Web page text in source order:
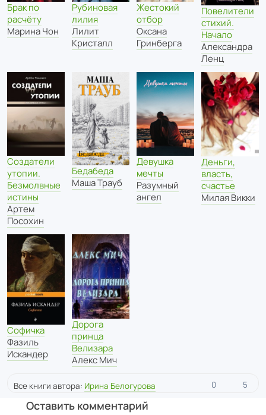
Брак по
расчёту
Марина Чон
Рубиновая
лилия
Лилит
Кристалл
Жестокий
отбор
Оксана
Гринберга
Повелители
стихий.
Начало
Александра
Ленц
Создатели
утопии.
Безмолвные
истины
Артем
Посохин
Бедабеда
Маша Трауб
Девушка
мечты
Разумный
ангел
Деньги,
власть,
счастье
Милая Викки
Софичка
Фазиль
Искандер
Дорога
принца
Велизара
Алекс Мич
Все книги автора: Ирина Белогурова 0 5
Оставить комментарий